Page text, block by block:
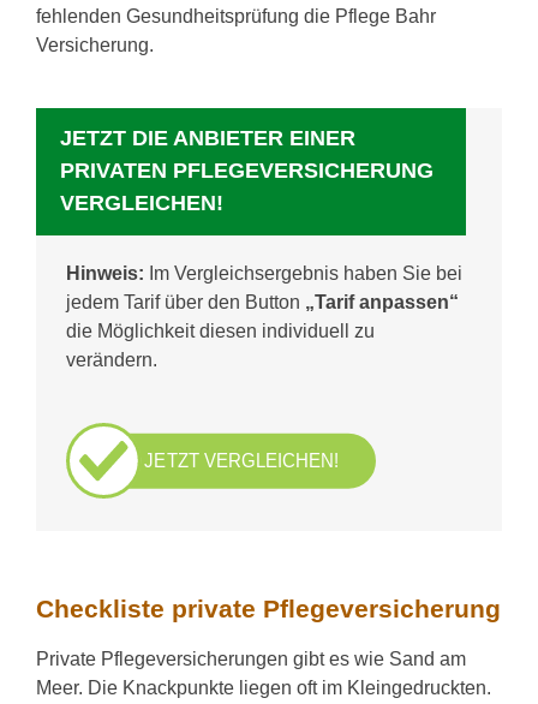
fehlenden Gesundheitsprüfung die Pflege Bahr
Versicherung.
JETZT DIE ANBIETER EINER
PRIVATEN PFLEGEVERSICHERUNG
VERGLEICHEN!
Hinweis: Im Vergleichsergebnis haben Sie bei
jedem Tarif über den Button „Tarif anpassen“
die Möglichkeit diesen individuell zu
verändern.
JETZT VERGLEICHEN!
Checkliste private Pflegeversicherung
Private Pflegeversicherungen gibt es wie Sand am
Meer. Die Knackpunkte liegen oft im Kleingedruckten.